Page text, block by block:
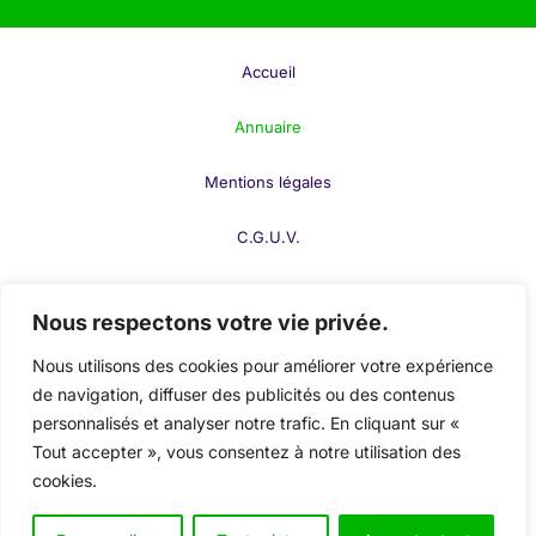
Nous respectons votre vie privée.
Nous utilisons des cookies pour améliorer votre expérience
de navigation, diffuser des publicités ou des contenus
personnalisés et analyser notre trafic. En cliquant sur «
Tout accepter », vous consentez à notre utilisation des
cookies.
lestechnologies émergentes, l’intelligence
matériaux de pointe
Accueil
Annuaire
Mentions légales
C.G.U.V.
Publier votre fiche
Mon compte